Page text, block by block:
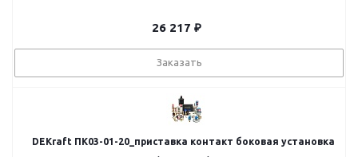
26 217 ₽
Заказать
DEKraft ПК03-01-20_приставка контакт боковая установка